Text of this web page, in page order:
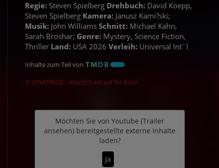
Regie: Steven Spielberg Drehbuch: David Koepp,
Steven Spielberg Kamera: Janusz Kami?ski;
Musik: John Williams Schnitt: Michael Kahn,
Sarah Broshar; Genre: Mystery, Science Fiction,
Thriller Land: USA 2026 Verleih: Universal Int´l
Inhalte zum Teil von
© CINEPROG ...macht Lust auf Ihr Kino!
Möchten Sie von Youtube (Trailer
ansehen) bereitgestellte externe Inhalte
laden?
Ja